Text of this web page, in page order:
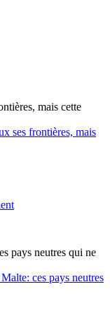
mais cette
ses frontières, mais
pays neutres qui ne
ces pays neutres